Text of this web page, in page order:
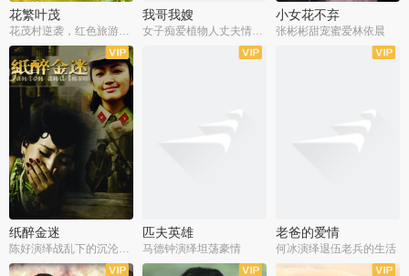
花繁叶茂
花茂村逆袭，红色旅游出圈
我哥我嫂
女子痴爱植物人丈夫情定一生
小女花不弃
张彬彬甜宠蜜爱林依晨
全42集
纸醉金迷 匹夫英雄
马德钟演绎坦荡豪情
老爸的爱情
何冰演绎退伍老兵的生活
全40集
全33集 全36集